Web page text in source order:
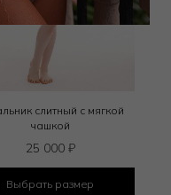
слитный с мягкой
чашкой
25 000 ₽
Выбрать размер